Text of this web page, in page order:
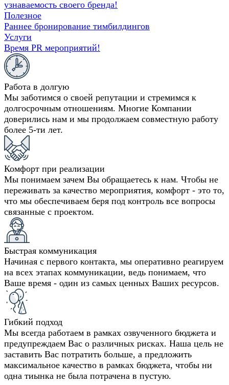
узнаваемость своего бренда!
Полезное
Раннее бронирование тимбилдингов
Услуги
Время PR мероприятий!
Работа в долгую
Мы заботимся о своей репутации и стремимся к
долгосрочным отношениям. Многие Компании
доверились нам и мы продолжаем совместную работу
более 5-ти лет.
Комфорт при реализации
Мы понимаем зачем Вы обращаетесь к нам. Чтобы не
переживать за качество мероприятия, комфорт - это то,
что мы обеспечиваем беря под контроль все вопросы
связанные с проектом.
Быстрая коммуникация
Начиная с первого контакта, мы оперативно реагируем
на всех этапах коммуникации, ведь понимаем, что
Ваше время - один из самых ценных Ваших ресурсов.
Гибкий подход
Мы всегда работаем в рамках озвученного бюджета и
предупреждаем Вас о различных рисках. Наша цель не
заставить Вас потратить больше, а предложить
максимальное качество в рамках бюджета, чтобы ни
одна тиынка не была потрачена в пустую.